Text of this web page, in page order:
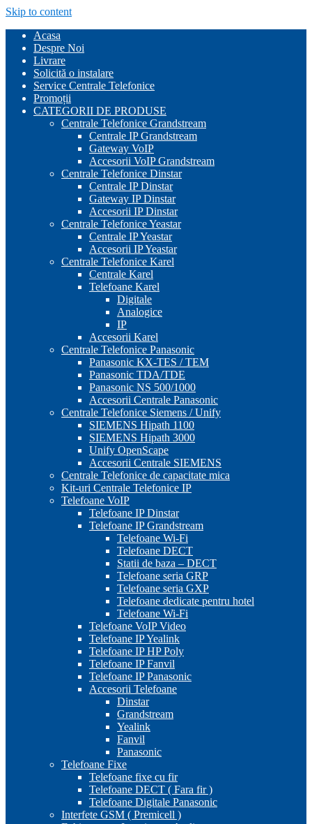
Skip to content
Acasa
Despre Noi
Livrare
Solicită o instalare
Service Centrale Telefonice
Promoții
CATEGORII DE PRODUSE
Centrale Telefonice Grandstream
Centrale IP Grandstream
Gateway VoIP
Accesorii VoIP Grandstream
Centrale Telefonice Dinstar
Centrale IP Dinstar
Gateway IP Dinstar
Accesorii IP Dinstar
Centrale Telefonice Yeastar
Centrale IP Yeastar
Accesorii IP Yeastar
Centrale Telefonice Karel
Centrale Karel
Telefoane Karel
Digitale
Analogice
IP
Accesorii Karel
Centrale Telefonice Panasonic
Panasonic KX-TES / TEM
Panasonic TDA/TDE
Panasonic NS 500/1000
Accesorii Centrale Panasonic
Centrale Telefonice Siemens / Unify
SIEMENS Hipath 1100
SIEMENS Hipath 3000
Unify OpenScape
Accesorii Centrale SIEMENS
Centrale Telefonice de capacitate mica
Kit-uri Centrale Telefonice IP
Telefoane VoIP
Telefoane IP Dinstar
Telefoane IP Grandstream
Telefoane Wi-Fi
Telefoane DECT
Statii de baza – DECT
Telefoane seria GRP
Telefoane seria GXP
Telefoane dedicate pentru hotel
Telefoane Wi-Fi
Telefoane VoIP Video
Telefoane IP Yealink
Telefoane IP HP Poly
Telefoane IP Fanvil
Telefoane IP Panasonic
Accesorii Telefoane
Dinstar
Grandstream
Yealink
Fanvil
Panasonic
Telefoane Fixe
Telefoane fixe cu fir
Telefoane DECT ( Fara fir )
Telefoane Digitale Panasonic
Interfete GSM ( Premicell )